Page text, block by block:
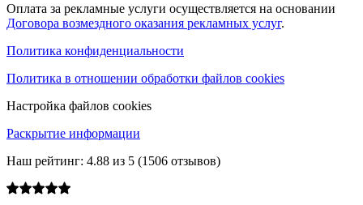
Оплата за рекламные услуги осуществляется на основании
Договора возмездного оказания рекламных услуг.
Политика конфиденциальности
Политика в отношении обработки файлов cookies
Настройка файлов cookies
Раскрытие информации
Наш рейтинг: 4.88 из 5 (1506 отзывов)